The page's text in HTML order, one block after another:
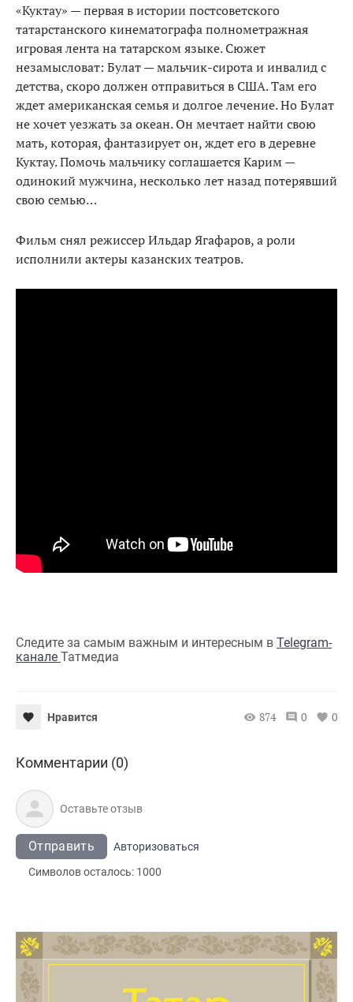
«Куктау» — первая в истории постсоветского
татарстанского кинематографа полнометражная
игровая лента на татарском языке. Сюжет
незамысловат: Булат — мальчик-сирота и инвалид с
детства, скоро должен отправиться в США. Там его
ждет американская семья и долгое лечение. Но Булат
не хочет уезжать за океан. Он мечтает найти свою
мать, которая, фантазирует он, ждет его в деревне
Куктау. Помочь мальчику соглашается Карим —
одинокий мужчина, несколько лет назад потерявший
свою семью…
Фильм снял режиссер Ильдар Ягафаров, а роли
исполнили актеры казанских театров.
Следите за самым важным и интересным в Telegram-
канале Татмедиа
Нравится 874 0 0
Комментарии (0)
Отправить
Авторизоваться
Символов осталось: 1000